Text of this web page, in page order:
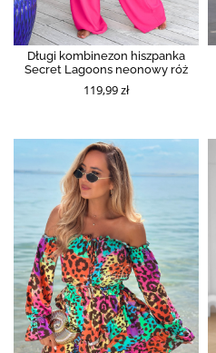
Długi kombinezon hiszpanka
Secret Lagoons neonowy róż
119,99 zł